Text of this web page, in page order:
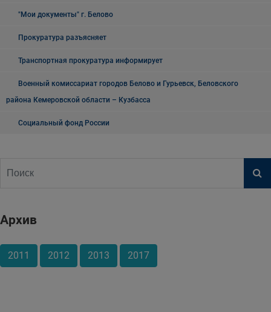
"Мои документы" г. Белово
Прокуратура разъясняет
Транспортная прокуратура информирует
Военный комиссариат городов Белово и Гурьевск, Беловского
района Кемеровской области – Кузбасса
Социальный фонд России
Архив
2011 2012 2013 2017